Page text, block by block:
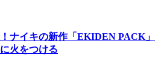
ナイキの新作「EKIDEN PACK」
火をつける